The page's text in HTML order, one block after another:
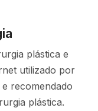
plástica e
utilizado por
e recomendado
plástica.